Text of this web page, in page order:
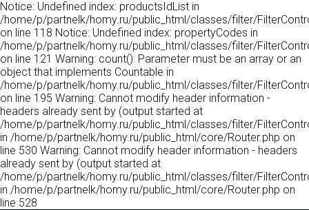
Notice: Undefined index: productsIdList in
/home/p/partnelk/homy.ru/public_html/classes/filter/
on line 118 Notice: Undefined index: propertyCodes in
/home/p/partnelk/homy.ru/public_html/classes/filter/
on line 121 Warning: count(): Parameter must be an array or an
object that implements Countable in
/home/p/partnelk/homy.ru/public_html/classes/filter/
on line 195 Warning: Cannot modify header information -
headers already sent by (output started at
/home/p/partnelk/homy.ru/public_html/classes/filter/
in /home/p/partnelk/homy.ru/public_html/core/Router.php on
line 530 Warning: Cannot modify header information - headers
already sent by (output started at
/home/p/partnelk/homy.ru/public_html/classes/filter/
in /home/p/partnelk/homy.ru/public_html/core/Router.php on
line 528